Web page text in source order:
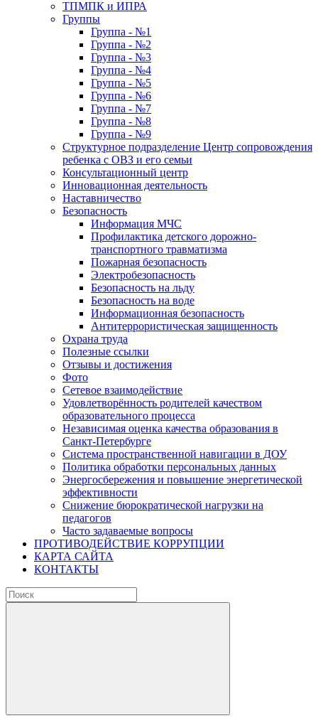
ТПМПК и ИПРА
Группы
Группа - №1
Группа - №2
Группа - №3
Группа - №4
Группа - №5
Группа - №6
Группа - №7
Группа - №8
Группа - №9
Структурное подразделение Центр сопровождения
ребенка с ОВЗ и его семьи
Консультационный центр
Инновационная деятельность
Наставничество
Безопасность
Информация МЧС
Профилактика детского дорожно-
транспортного травматизма
Пожарная безопасность
Электробезопасность
Безопасность на льду
Безопасность на воде
Информационная безопасность
Антитеррористическая защищенность
Охрана труда
Полезные ссылки
Отзывы и достижения
Фото
Сетевое взаимодействие
Удовлетворённость родителей качеством
образовательного процесса
Независимая оценка качества образования в
Санкт-Петербурге
Система пространственной навигации в ДОУ
Политика обработки персональных данных
Энергосбережения и повышение энергетической
эффективности
Снижение бюрократической нагрузки на
педагогов
Часто задаваемые вопросы
ПРОТИВОДЕЙСТВИЕ КОРРУПЦИИ
КАРТА САЙТА
КОНТАКТЫ